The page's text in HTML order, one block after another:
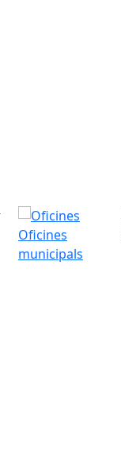
Oficines
municipals